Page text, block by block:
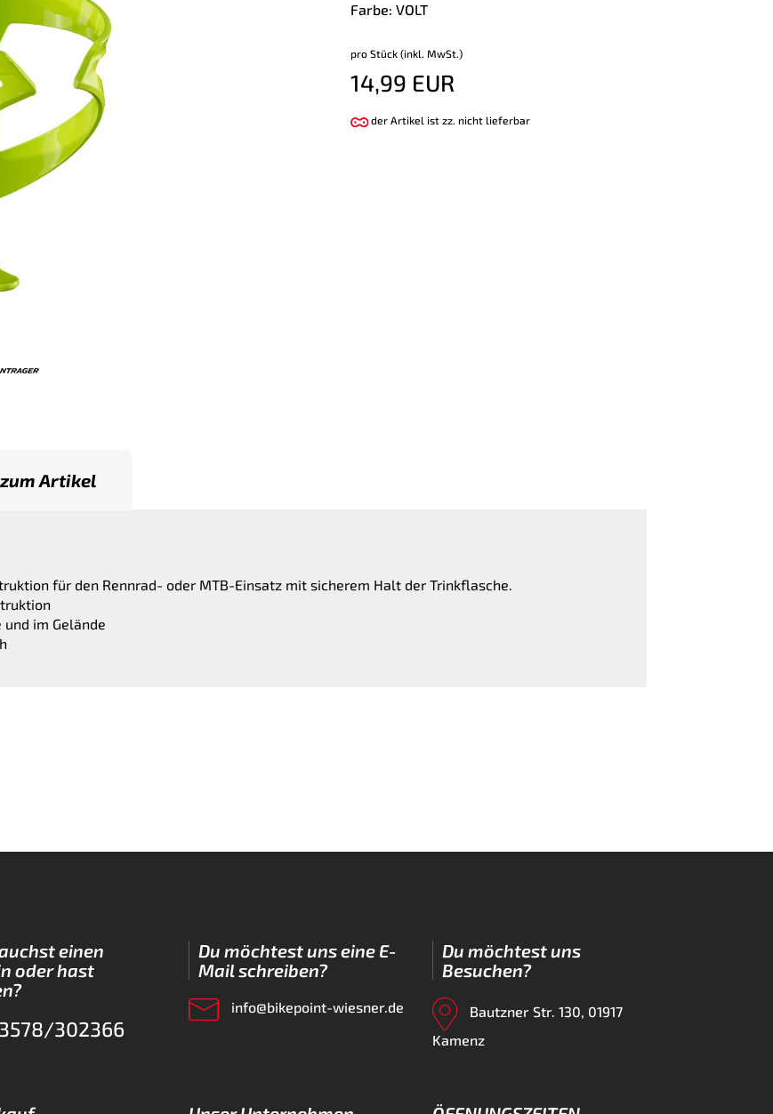
Farbe: VOLT
pro Stück (inkl. MwSt.)
14,99 EUR
der Artikel ist zz. nicht lieferbar
Artikel
für den Rennrad- oder MTB-Einsatz mit sicherem Halt der Trinkflasche.
im Gelände
einen
oder hast
302366
Du möchtest uns eine E-
Mail schreiben?
info@bikepoint-wiesner.de
Du möchtest uns
Besuchen?
Bautzner Str. 130, 01917
Kamenz